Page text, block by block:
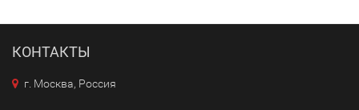
КОНТАКТЫ
г. Москва, Россия